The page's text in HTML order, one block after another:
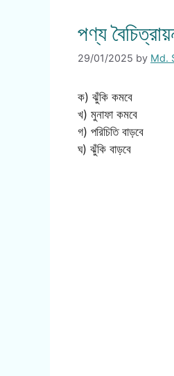
পণ্য
29/01/2025 by Md.
ক) ঝুঁকি কমবে
খ) মুনাফা কমবে
গ) পরিচিতি বাড়বে
ঘ) ঝুঁকি বাড়বে